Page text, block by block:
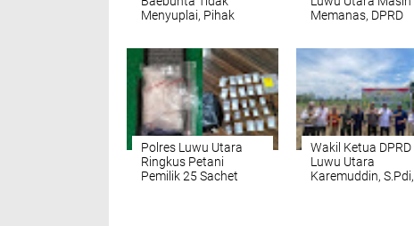
Menyuplai, Pihak
Memanas, DPRD
Polres Luwu Utara
Ringkus Petani
Pemilik 25 Sachet
Wakil Ketua DPRD
Luwu Utara
Karemuddin, S.Pdi,